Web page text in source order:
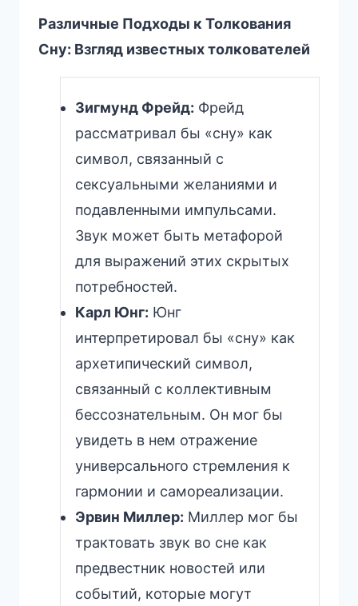
Различные Подходы к Толкования
Сну: Взгляд известных толкователей
Зигмунд Фрейд: Фрейд
рассматривал бы «сну» как
символ, связанный с
сексуальными желаниями и
подавленными импульсами.
Звук может быть метафорой
для выражений этих скрытых
потребностей.
Карл Юнг: Юнг
интерпретировал бы «сну» как
архетипический символ,
связанный с коллективным
бессознательным. Он мог бы
увидеть в нем отражение
универсального стремления к
гармонии и самореализации.
Эрвин Миллер: Миллер мог бы
трактовать звук во сне как
предвестник новостей или
событий, которые могут